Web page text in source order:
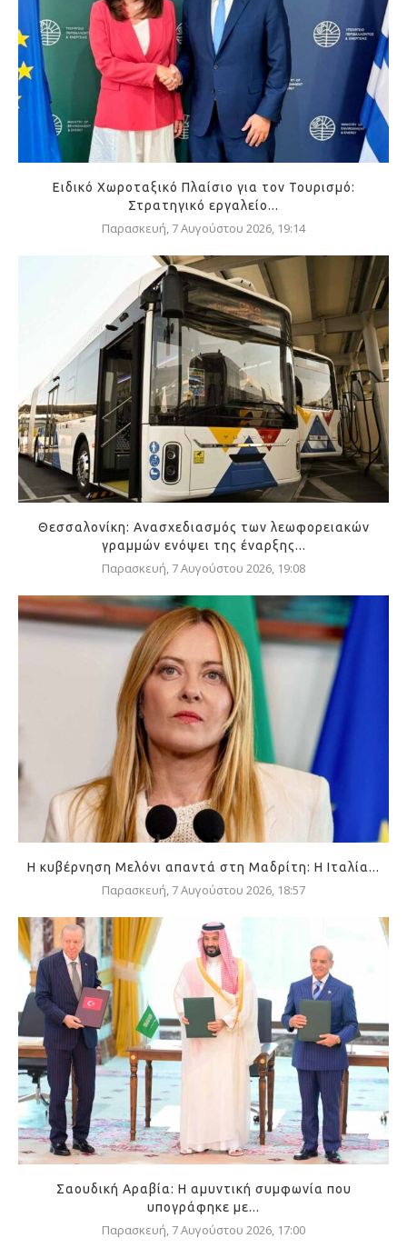
Ειδικό Χωροταξικό Πλαίσιο για τον Τουρισμό:
Στρατηγικό εργαλείο...
Παρασκευή, 7 Αυγούστου 2026, 19:14
Θεσσαλονίκη: Ανασχεδιασμός των λεωφορειακών
γραμμών ενόψει της έναρξης...
Παρασκευή, 7 Αυγούστου 2026, 19:08
Η κυβέρνηση Μελόνι απαντά στη Μαδρίτη: Η Ιταλία...
Παρασκευή, 7 Αυγούστου 2026, 18:57
Σαουδική Αραβία: Η αμυντική συμφωνία που
υπογράφηκε με...
Παρασκευή, 7 Αυγούστου 2026, 17:00